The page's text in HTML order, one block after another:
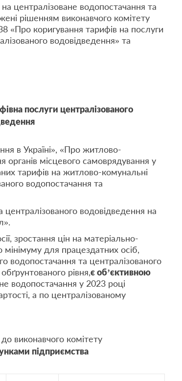
централізоване водопостачання та
рішенням виконавчого комітету
«Про коригування тарифів на послуги
водовідведення» та
послуги централізованого
в Україні», «Про житлово-
органів місцевого самоврядування у
тарифів на житлово-комунальні
водопостачання та
водовідведення на
зростання цін на матеріально-
мінімуму для працездатних осіб,
водопостачання та централізованого
рівня,є об’єктивною
водопостачання у 2023 році
а по централізованому
виконавчого комітету
підприємства